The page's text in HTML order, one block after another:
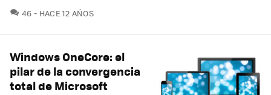
46 COMENTARIOS
HACE 12 AÑOS
Windows OneCore: el
pilar de la convergencia
total de Microsoft